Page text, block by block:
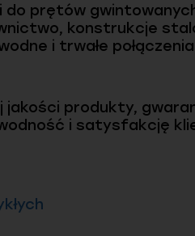
do prętów
konstrukcje
i trwałe
jakości produkty,
i satysfakcję